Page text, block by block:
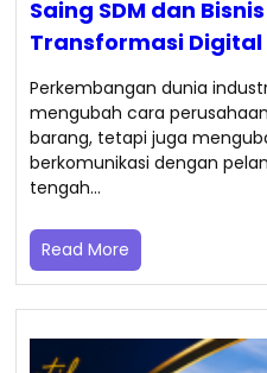
Saing SDM dan
Transformasi Digital
Perkembangan dunia
mengubah cara
barang, tetapi juga
berkomunikasi dengan
tengah…
Read More